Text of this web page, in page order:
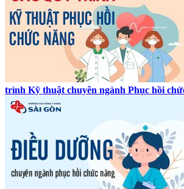
trình Kỹ thuật chuyên ngành Phục hồi